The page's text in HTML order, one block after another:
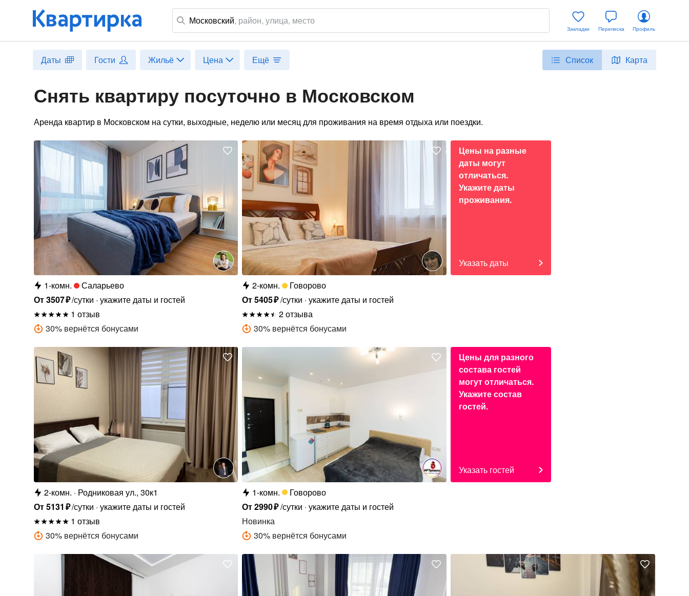
Московский, район, улица, место
Закладки Переписка Профиль
Даты Гости Жильё Цена Ещё Список Карта
Снять квартиру посуточно в Московском
Аренда квартир в Московском на сутки, выходные, неделю или месяц для проживания на время отдыха или поездки.
1-комн.
Саларьево
От3507₽/сутки укажите даты и гостей
1 отзыв
30% вернётся бонусами
2-комн.
Говорово
От5405₽/сутки укажите даты и гостей
2 отзыва
30% вернётся бонусами
Цены на разные
даты могут
отличаться.
Укажите даты
проживания.
Указать даты
2-комн.
Родниковая ул., 30к1
От5131 ₽/сутки укажите даты и гостей
1 отзыв
30% вернётся бонусами
1-комн.
Говорово
От2990₽/сутки укажите даты и гостей
Новинка
30% вернётся бонусами
Цены для разного
состава гостей
могут отличаться.
Укажите состав
гостей.
Указать гостей